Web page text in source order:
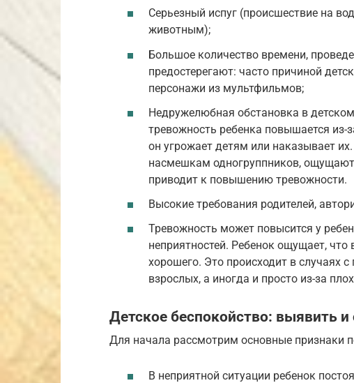
Серьезный испуг (происшествие на
животным);
Большое количество времени,
предостерегают: часто причиной
персонажи из мультфильмов;
Недружелюбная обстановка в
тревожность ребенка повышается из-
он угрожает детям или наказывает
насмешкам одногруппников,
приводит к повышению тревожности.
Высокие требования родителей,
Тревожность может повысится у
неприятностей. Ребенок ощущает, что
хорошего. Это происходит в случаях
взрослых, а иногда и просто из-за
Детское беспокойство: выявить и
Для начала рассмотрим основные признаки
В неприятной ситуации ребенок